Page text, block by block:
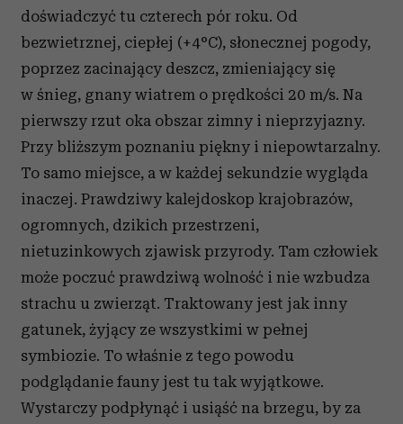
doświadczyć tu czterech pór roku. Od
bezwietrznej, ciepłej (+4°C), słonecznej pogody,
poprzez zacinający deszcz, zmieniający się
w śnieg, gnany wiatrem o prędkości 20 m/s. Na
pierwszy rzut oka obszar zimny i nieprzyjazny.
Przy bliższym poznaniu piękny i niepowtarzalny.
To samo miejsce, a w każdej sekundzie wygląda
inaczej. Prawdziwy kalejdoskop krajobrazów,
ogromnych, dzikich przestrzeni,
nietuzinkowych zjawisk przyrody. Tam człowiek
może poczuć prawdziwą wolność i nie wzbudza
strachu u zwierząt. Traktowany jest jak inny
gatunek, żyjący ze wszystkimi w pełnej
symbiozie. To właśnie z tego powodu
podglądanie fauny jest tu tak wyjątkowe.
Wystarczy podpłynąć i usiąść na brzegu, by za